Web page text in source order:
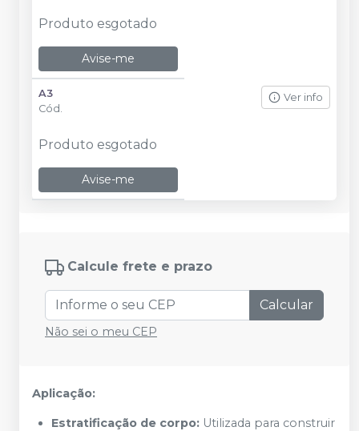
Produto esgotado
Avise-me
A3
Cód.
Ver info
Produto esgotado
Avise-me
Calcule frete e prazo
Calcular
Não sei o meu CEP
Aplicação:
Estratificação de corpo: Utilizada para construir